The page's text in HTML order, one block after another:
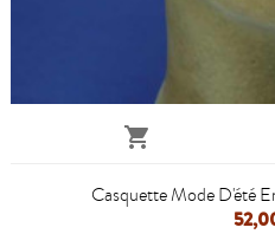

Casquette Mode D'été